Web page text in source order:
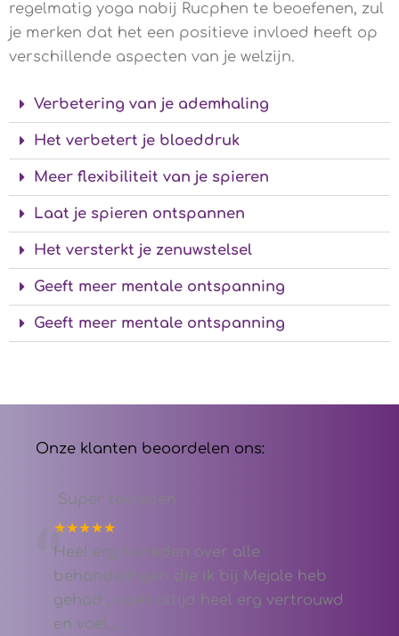
regelmatig yoga nabij Rucphen te beoefenen, zul
je merken dat het een positieve invloed heeft op
verschillende aspecten van je welzijn.
Verbetering van je ademhaling
Het verbetert je bloeddruk
Meer flexibiliteit van je spieren
Laat je spieren ontspannen
Het versterkt je zenuwstelsel
Geeft meer mentale ontspanning
Geeft meer mentale ontspanning
Onze klanten beoordelen ons:
Super tevreden
★★★★★
“Heel erg tevreden over alle
behandelingen die ik bij Mejale heb
gehad , voelt altijd heel erg vertrouwd
en voel...